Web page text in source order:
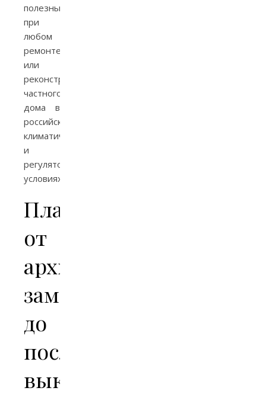
полезных
при
любом
ремонте
или
реконструкции
частного
дома в
российских
климатических
и
регуляторных
условиях.
Планирование:
от
архитектурного
замысла
до
последнего
выключателя